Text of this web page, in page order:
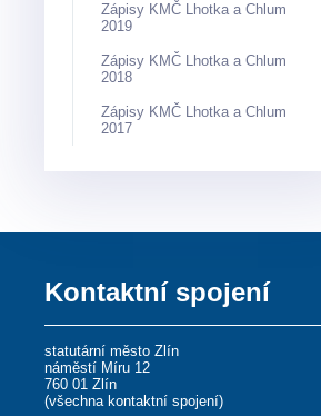
Zápisy KMČ Lhotka a Chlum
2019
Zápisy KMČ Lhotka a Chlum
2018
Zápisy KMČ Lhotka a Chlum
2017
Kontaktní spojení
statutární město Zlín
náměstí Míru 12
760 01 Zlín
(všechna kontaktní spojení)